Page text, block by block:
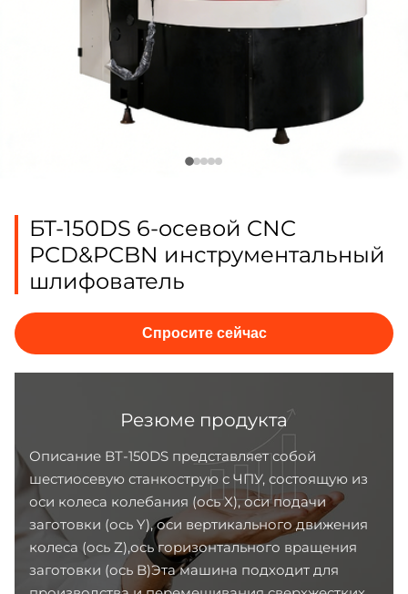
БТ-150DS 6-осевой CNC
PCD&PCBN инструментальный
шлифователь
Спросите сейчас
Резюме продукта
Описание BT-150DS представляет собой
шестиосевую станкострую с ЧПУ, состоящую из
оси колеса колебания (ось X), оси подачи
заготовки (ось Y), оси вертикального движения
колеса (ось Z),ось горизонтального вращения
заготовки (ось B)Эта машина подходит для